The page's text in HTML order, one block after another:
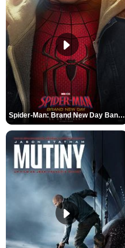
Spider-Man: Brand New Day Bande-annonce VO STFR